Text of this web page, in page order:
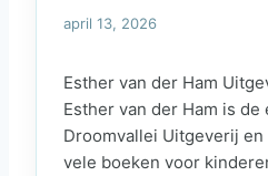
april 13, 2026
Esther van der Ham
Esther van der Ham is de
Droomvallei Uitgeverij
vele boeken voor